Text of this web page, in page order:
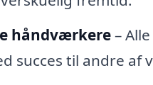
håndværkere–
succes til andre af